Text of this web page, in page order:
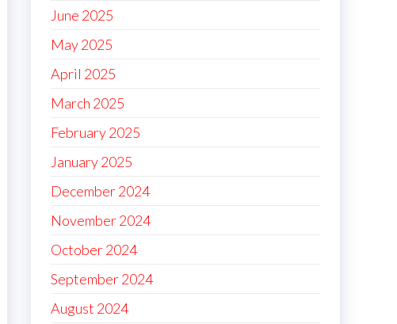
June 2025
May 2025
April 2025
March 2025
February 2025
January 2025
December 2024
November 2024
October 2024
September 2024
August 2024